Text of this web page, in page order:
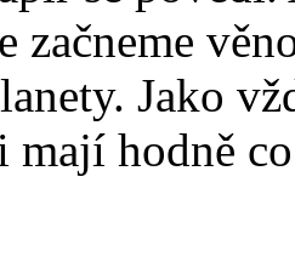
začneme
Jako
hodně